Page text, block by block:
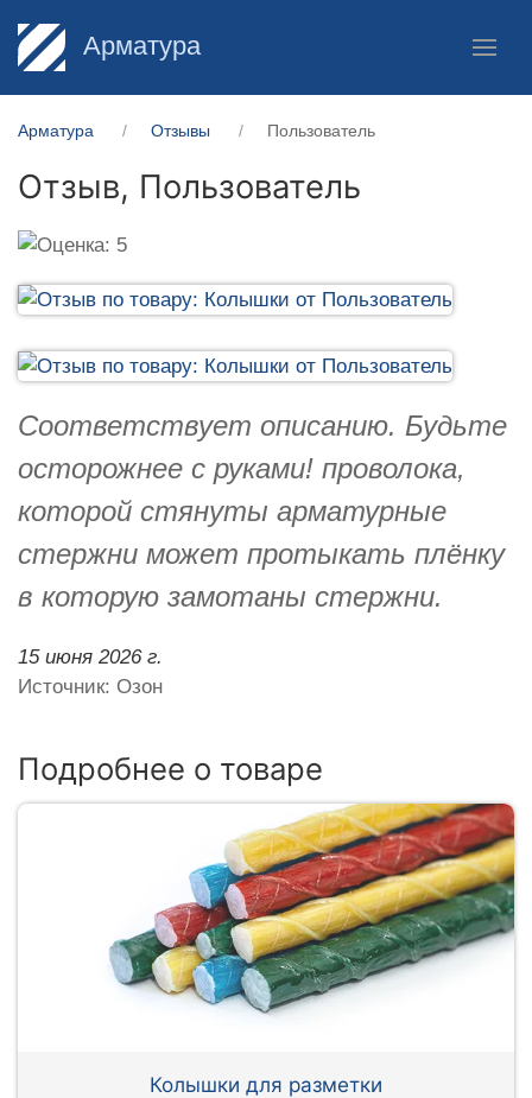
Арматура
Арматура Отзывы Пользователь
Отзыв, Пользователь
Соответствует описанию. Будьте
осторожнее с руками! проволока,
которой стянуты арматурные
стержни может протыкать плёнку
в которую замотаны стержни.
15 июня 2026 г.
Источник: Озон
Подробнее о товаре
Колышки для разметки